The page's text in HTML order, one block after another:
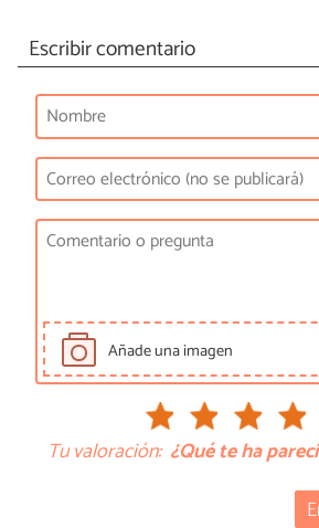
Escribir comentario
Añade una imagen
Tu valoración: ¿Qué te ha